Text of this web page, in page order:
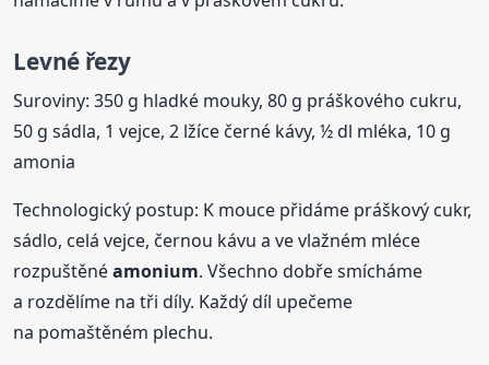
Levné řezy
Suroviny: 350 g hladké mouky, 80 g práškového cukru,
50 g sádla, 1 vejce, 2 lžíce černé kávy, ½ dl mléka, 10 g
amonia
Technologický postup: K mouce přidáme práškový cukr,
sádlo, celá vejce, černou kávu a ve vlažném mléce
rozpuštěnéamonium. Všechno dobře smícháme
a rozdělíme na tři díly. Každý díl upečeme
na pomaštěném plechu.